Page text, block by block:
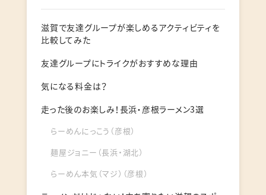
滋賀で友達グループが楽しめるアクティビティを
比較してみた
友達グループにトライクがおすすめな理由
気になる料金は？
走った後のお楽しみ！長浜・彦根ラーメン3選
らーめんにっこう（彦根）
麺屋ジョニー（長浜・湖北）
らーめん本気（マジ）（彦根）